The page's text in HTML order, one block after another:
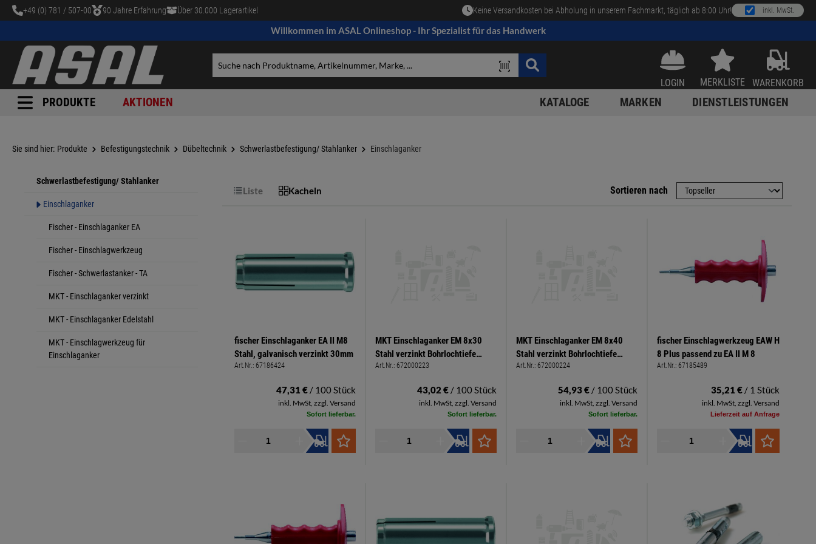
springen
+49 (0) 781 / 507-00 90 Jahre Erfahrung Über 30.000 Lagerartikel Keine Versandkosten bei Abholung in unserem Fachmarkt, täglich ab 8:00 Uhr! inkl. MwSt.
Willkommen im ASAL Onlineshop - Ihr Spezialist für das Handwerk
LOGIN MERKLISTE WARENKORB
PRODUKTE AKTIONEN KATALOGE MARKEN DIENSTLEISTUNGEN
Sie sind hier: Produkte Befestigungstechnik Dübeltechnik Schwerlastbefestigung/ Stahlanker Einschlaganker
Schwerlastbefestigung/ Stahlanker
Einschlaganker
Fischer - Einschlaganker EA
Fischer - Einschlagwerkzeug
Fischer - Schwerlastanker - TA
MKT - Einschlaganker verzinkt
MKT - Einschlaganker Edelstahl
MKT - Einschlagwerkzeug für
Einschlaganker
Liste Kacheln Sortieren nach
fischer Einschlaganker EA II M8
Stahl, galvanisch verzinkt 30mm
Art.Nr.: 67186424
47,31 € / 100 Stück
inkl. MwSt, zzgl. Versand
Sofort lieferbar.
MKT Einschlaganker EM 8x30
Stahl verzinkt Bohrlochtiefe
10x30mm
Art.Nr.: 672000223
43,02 € / 100 Stück
inkl. MwSt, zzgl. Versand
Sofort lieferbar.
MKT Einschlaganker EM 8x40
Stahl verzinkt Bohrlochtiefe
10x40mm
Art.Nr.: 672000224
54,93 € / 100 Stück
inkl. MwSt, zzgl. Versand
Sofort lieferbar.
fischer Einschlagwerkzeug EAW H
8 Plus passend zu EA II M 8
Art.Nr.: 67185489
35,21 € / 1 Stück
inkl. MwSt, zzgl. Versand
Lieferzeit auf Anfrage